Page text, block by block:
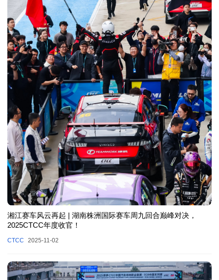
湘江赛车风云再起 | 湖南株洲国际赛车周九回合巅峰对决，
2025CTCC年度收官！
CTCC 2025-11-02